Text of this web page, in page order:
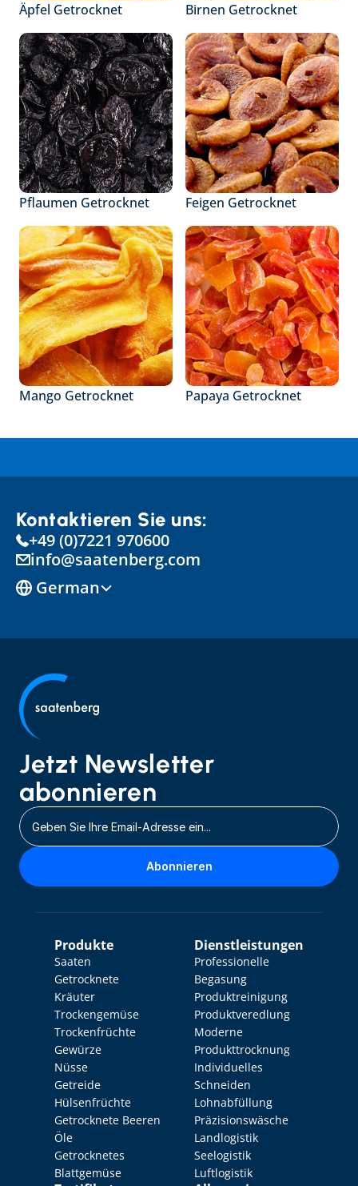
Äpfel Getrocknet Birnen Getrocknet
Pflaumen Getrocknet Feigen Getrocknet
Mango Getrocknet Papaya Getrocknet
Kontaktieren Sie uns:
+49 (0)7221 970600
info@saatenberg.com
German
Jetzt Newsletter
abonnieren
Abonnieren
Produkte
Saaten
Getrocknete
Kräuter
Trockengemüse
Trockenfrüchte
Gewürze
Nüsse
Getreide
Hülsenfrüchte
Getrocknete Beeren
Öle
Getrocknetes
Blattgemüse
Dienstleistungen
Professionelle
Begasung
Produktreinigung
Produktveredlung
Moderne
Produkttrocknung
Individuelles
Schneiden
Lohnabfüllung
Präzisionswäsche
Landlogistik
Seelogistik
Luftlogistik